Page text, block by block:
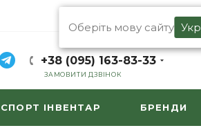
RU
Оберіть мову сайту Укр
+38 (095) 163-83-33
ЗАМОВИТИ ДЗВІНОК
СПОРТ ІНВЕНТАР БРЕНДИ